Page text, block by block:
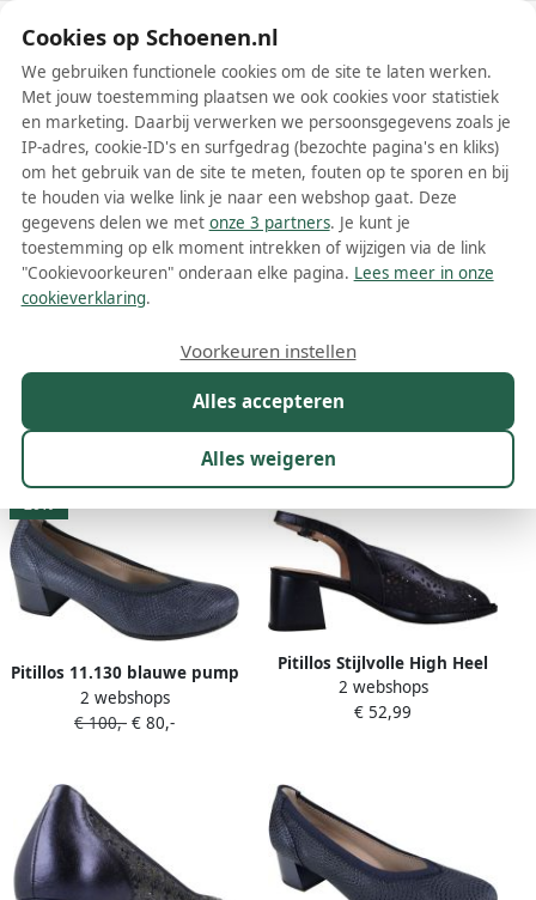
Schoenen.nl
Wis filters Alle filters
Blauwe Pitillos damesschoenen
Meer lezen
Kleur 1
13 resultaten:
20%
Pitillos 11.130 blauwe pump
met lage blokhak Bonne
Shoe
2 webshops
€ 100,- € 80,-
Pitillos Stijlvolle High Heel
Sandalen
2 webshops
€ 52,99
Cookies op Schoenen.nl
We gebruiken functionele cookies om de site te laten werken.
Met jouw toestemming plaatsen we ook cookies voor statistiek
en marketing. Daarbij verwerken we persoonsgegevens zoals je
IP-adres, cookie-ID's en surfgedrag (bezochte pagina's en kliks)
om het gebruik van de site te meten, fouten op te sporen en bij
te houden via welke link je naar een webshop gaat. Deze
gegevens delen we met onze 3 partners. Je kunt je
toestemming op elk moment intrekken of wijzigen via de link
"Cookievoorkeuren" onderaan elke pagina. Lees meer in onze
cookieverklaring.
Alles accepteren
Alles weigeren
Voorkeuren instellen